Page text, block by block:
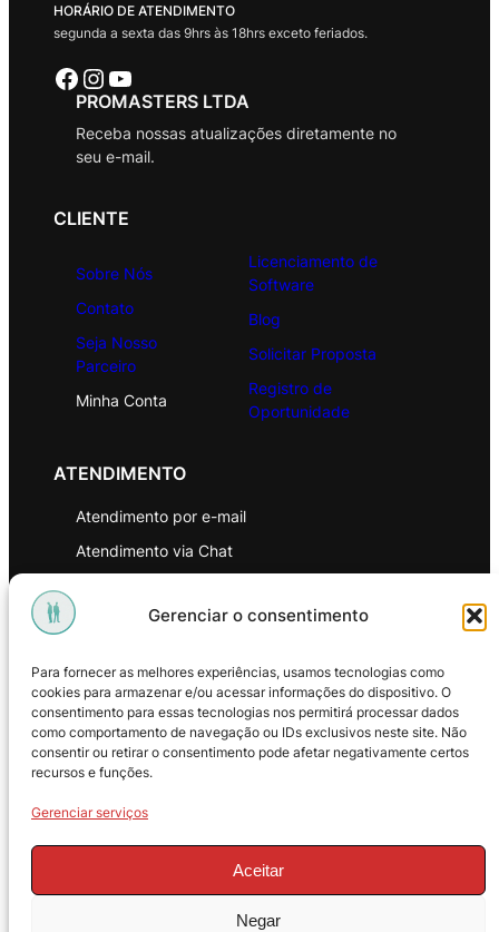
Gerenciar o consentimento
Para fornecer as melhores experiências, usamos tecnologias como
cookies para armazenar e/ou acessar informações do dispositivo. O
consentimento para essas tecnologias nos permitirá processar dados
como comportamento de navegação ou IDs exclusivos neste site. Não
consentir ou retirar o consentimento pode afetar negativamente certos
recursos e funções.
Gerenciar serviços
Aceitar
Negar
HORÁRIO DE ATENDIMENTO
segunda a sexta das 9hrs às 18hrs exceto feriados.
Facebook Instagram Youtube
PROMASTERS LTDA
Receba nossas atualizações diretamente no
seu e-mail.
CLIENTE
Sobre Nós
Contato
Seja Nosso
Parceiro
Minha Conta
Licenciamento de
Software
Blog
Solicitar Proposta
Registro de
Oportunidade
ATENDIMENTO
Atendimento por e-mail
Atendimento via Chat
Política de Privacidade
Política de Troca e Devoluções
Política de Reembolso